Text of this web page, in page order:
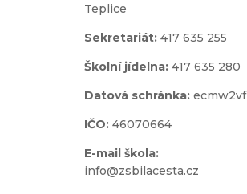
Teplice
Sekretariát: 417 635 255
Školní jídelna: 417 635 280
Datová schránka: ecmw2vf
IČO: 46070664
E-mail škola:
info@zsbilacesta.cz